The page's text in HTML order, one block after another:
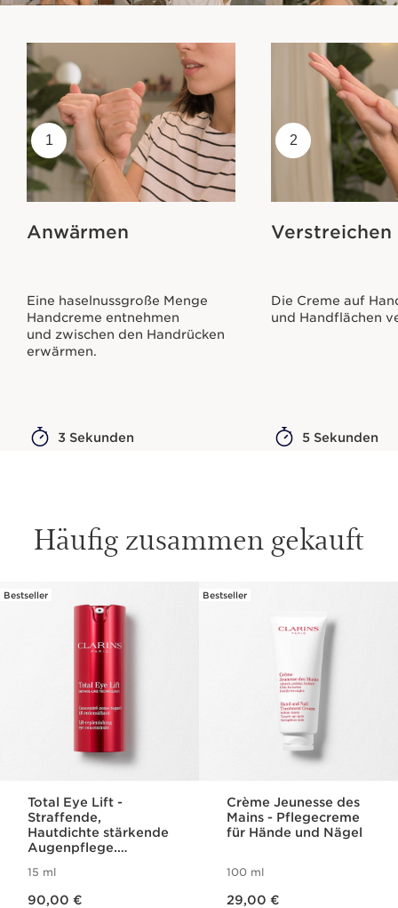
1
Anwärmen
Eine haselnussgroße Menge
Handcreme entnehmen
und zwischen den Handrücken
erwärmen.
3 Sekunden
2
Verstreichen
Die Creme auf
und Handflächen
5 Sekunden
Häufig zusammen gekauft
WEITER ZUM INHALT
Bestseller
Total Eye Lift -
Straffende,
Hautdichte stärkende
Augenpflege.
15 ml
90,00 €
Bestseller
Crème Jeunesse des
Mains - Pflegecreme
für Hände und Nägel
100 ml
29,00 €